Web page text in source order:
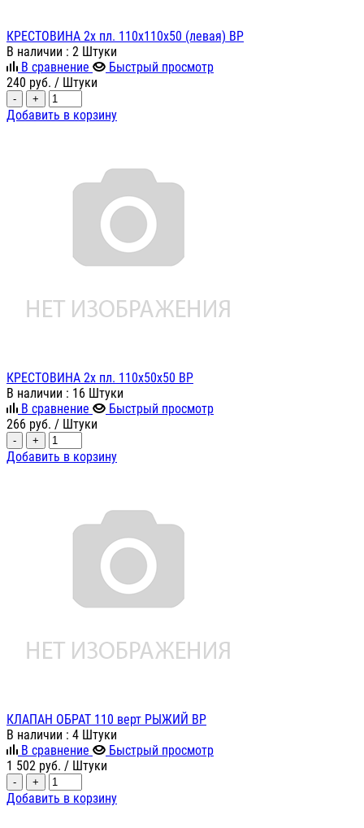
КРЕСТОВИНА 2х пл. 110х110х50 (левая) ВР
В наличии : 2 Штуки
В сравнение
Быстрый просмотр
240 руб. / Штуки
- +
Добавить в корзину
КРЕСТОВИНА 2х пл. 110х50х50 ВР
В наличии : 16 Штуки
В сравнение
Быстрый просмотр
266 руб. / Штуки
- +
Добавить в корзину
КЛАПАН ОБРАТ 110 верт РЫЖИЙ ВР
В наличии : 4 Штуки
В сравнение
Быстрый просмотр
1 502 руб. / Штуки
- +
Добавить в корзину